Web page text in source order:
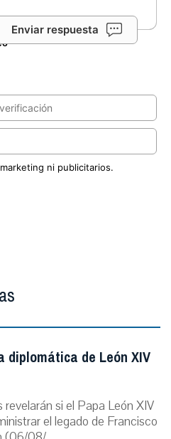
Enviar respuesta
ni publicitarios.
diplomática de León XIV
si el Papa León XIV
el legado de Francisco